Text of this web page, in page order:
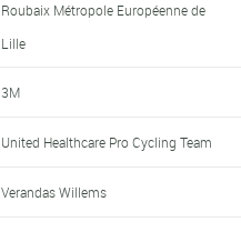
Roubaix Métropole Européenne de
Lille
3M
United Healthcare Pro Cycling Team
Verandas Willems